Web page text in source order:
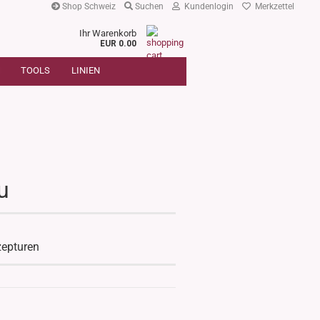
Shop Schweiz Suchen
SUCHE
oder
Kundenlogin
E-Mail
Merkzettel
Ihr Warenkorb
EUR 0.00
TOOLS LINIEN